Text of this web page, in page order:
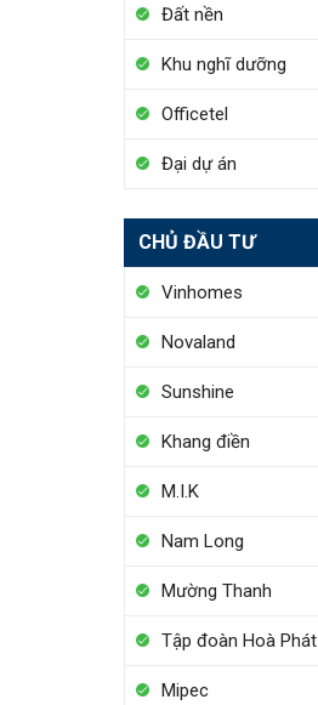
Đất nền
Khu nghĩ dưỡng
Officetel
Đại dự án
CHỦ ĐẦU TƯ
Vinhomes
Novaland
Sunshine
Khang điền
M.I.K
Nam Long
Mường Thanh
Tập đoàn Hoà Phát
Mipec